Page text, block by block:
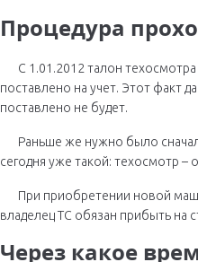
Процедура
С 1.01.2012 талон
поставлено на учет. Этот факт
поставлено не будет.
Раньше же нужно было
сегодня уже такой: техосмотр –
При приобретении новой
владелец ТС обязан прибыть на
Через какое